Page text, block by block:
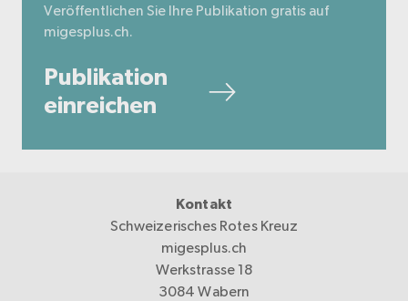
Veröffentlichen Sie Ihre Publikation gratis auf
migesplus.ch.
Publikation
einreichen
Kontakt
Schweizerisches Rotes Kreuz
migesplus.ch
Werkstrasse 18
3084 Wabern